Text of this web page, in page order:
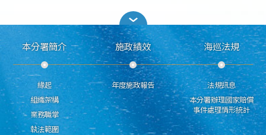
本分署簡介
緣起
組織架構
業務職掌
執法範圍
施政績效
年度施政報告
海巡法規
法規訊息
本分署辦理國家賠償
事件處理情形統計